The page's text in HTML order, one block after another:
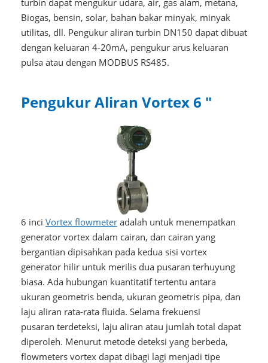
turbin dapat mengukur udara, air, gas alam, metana,
Biogas, bensin, solar, bahan bakar minyak, minyak
utilitas, dll. Pengukur aliran turbin DN150 dapat dibuat
dengan keluaran 4-20mA, pengukur arus keluaran
pulsa atau dengan MODBUS RS485.
Pengukur Aliran Vortex 6 "
6 inci Vortex flowmeteradalah untuk menempatkan
generator vortex dalam cairan, dan cairan yang
bergantian dipisahkan pada kedua sisi vortex
generator hilir untuk merilis dua pusaran terhuyung
biasa. Ada hubungan kuantitatif tertentu antara
ukuran geometris benda, ukuran geometris pipa, dan
laju aliran rata-rata fluida. Selama frekuensi
pusaran terdeteksi, laju aliran atau jumlah total dapat
diperoleh. Menurut metode deteksi yang berbeda,
flowmeters vortex dapat dibagi lagi menjadi tipe